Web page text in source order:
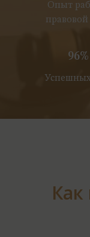
Опыт
правовой
96%